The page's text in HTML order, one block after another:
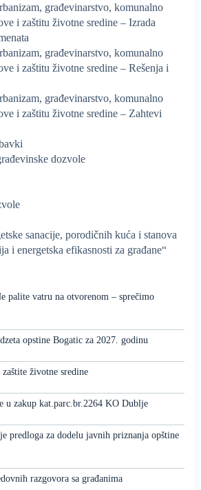
građevinarstvo, komunalno
i zaštitu životne sredine – Izrada
građevinarstvo, komunalno
i zaštitu životne sredine – Rešenja i
građevinarstvo, komunalno
i zaštitu životne sredine – Zahtevi
dozvole
sanacije, porodičnih kuća i stanova
i energetska efikasnosti za građane“
vatru na otvorenom – sprečimo
opstine Bogatic za 2027. godinu
životne sredine
u zakup kat.parc.br.2264 KO Dublje
predloga za dodelu javnih priznanja opštine
razgovora sa građanima